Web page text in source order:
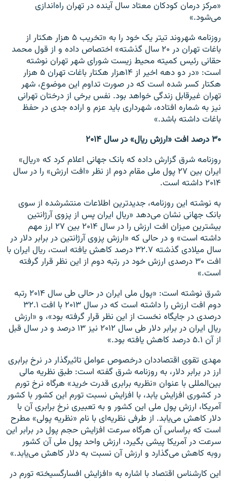
«مرکز درمان کودکان معتاد سال آینده در تهران راه‌اندازی
می‌شود.»
روزنامه شهروند تیتر یک خود را به «تخریب ۵ ‌هزار هکتار از
باغات تهران در ۲۰ ‌سال گذشته» اختصاص داده و از قول محمد
حقانی رئیس کمیته محیط‌ زیست شورای شهر تهران نوشته
است: «در دو دهه اخیر از ۱۴‌هزار هکتار باغات تهران ۵‌ هزار
هکتار کسر شده است که در صورت تداوم این موضوع، شهر
تهران غیرقابل زندگی خواهد بود. نفس برخی از درختان تهرانی
نیز به شماره افتاده، شهرداری باید عزم و اراده جدی در حفظ
باغات داشته باشد.»
۳۰ درصد افت «ارزش ریال» در سال ۲۰۱۴
روزنامه شرق گزارش داده که بانک جهانی اعلام کرد که «ریال»
ایران بین ۲۷ پول ملی مقام دوم از نظر «افت ارزش» را در سال
۲۰۱۴ داشته است.
به نوشته این روزنامه، جدید‌ترین اطلاعات منتشرشده از سوی
بانک جهانی نشان می‌دهد «ریال ایران پس از پزوی آرژانتین
بیشترین میزان افت ارزش را در سال ۲۰۱۴ بین ۲۷ ارز مهم
داشته است» و در حالی که «ارزش پزوی آرژانتین در برابر دلار در
سال میلادی گذشته ۳۲.۷ درصد کاهش یافته است، ریال ایران با
افت ۳۰ درصدی ارزش خود در رتبه دوم از این نظر قرار گرفته
است.»
شرق نوشته است: «پول ملی ایران در حالی طی سال ۲۰۱۴ رتبه
دوم افت ارزش را داشته است که در سال ۲۰۱۳ با افت ۳۲.۱
درصدی در جایگاه نخست از این نظر قرار گرفته بود»، و «ارزش
ریال ایران در برابر دلار طی سال ۲۰۱۲ نیز ۱۳ درصد و در سال قبل
از آن ۵.۱ درصد کاهش یافته بود.»
مهدی تقوی اقتصاددان درخصوص عوامل تاثیرگذار در نرخ برابری
ارز در برابر دلار، به روزنامه شرق گفته است: طبق نظریه‌ مالی
بین‌المللی با عنوان «نظریه برابری قدرت خرید» هرگاه نرخ تورم
در کشوری افزایش ‌یابد، با افزایش نسبت تورم این کشور با کشور
آمریکا، ارزش پول ملی این کشور و به تعبیری نرخ برابری آن با
دلار کاهش می‌یابد. از طرفی نظریه‌ای با نام «نظریه‌ پولی» مطرح
است که براساس آن هرگاه سرعت افزایش حجم پول در برابر این
سرعت در آمریکا پیشی بگیرد، ارزش واحد پول ملی آن کشور
روبه کاهش می‌گذارد و ارزش آن نسبت به دلار کاهش می‌یابد.»
این کار‌شناس اقتصاد با اشاره به «افزایش افسارگسیخته تورم در